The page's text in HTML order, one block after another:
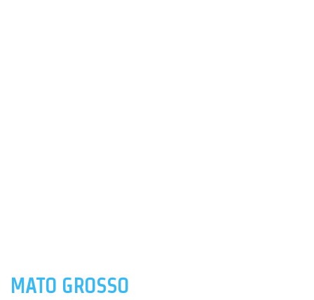
MATO GROSSO